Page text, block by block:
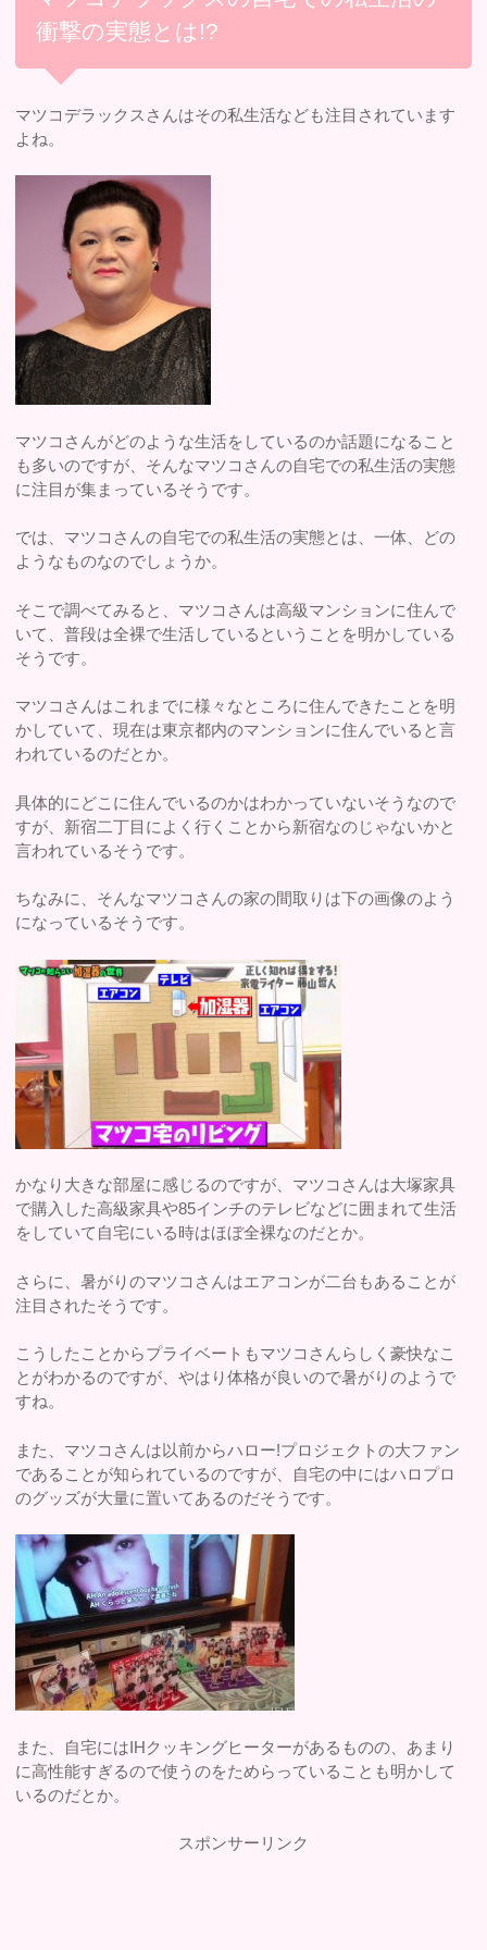
衝撃の実態とは!?
マツコデラックスさんはその私生活なども注目されています
よね。
マツコさんがどのような生活をしているのか話題になること
も多いのですが、そんなマツコさんの自宅での私生活の実態
に注目が集まっているそうです。
では、マツコさんの自宅での私生活の実態とは、一体、どの
ようなものなのでしょうか。
そこで調べてみると、マツコさんは高級マンションに住んで
いて、普段は全裸で生活しているということを明かしている
そうです。
マツコさんはこれまでに様々なところに住んできたことを明
かしていて、現在は東京都内のマンションに住んでいると言
われているのだとか。
具体的にどこに住んでいるのかはわかっていないそうなので
すが、新宿二丁目によく行くことから新宿なのじゃないかと
言われているそうです。
ちなみに、そんなマツコさんの家の間取りは下の画像のよう
になっているそうです。
かなり大きな部屋に感じるのですが、マツコさんは大塚家具
で購入した高級家具や85インチのテレビなどに囲まれて生活
をしていて自宅にいる時はほぼ全裸なのだとか。
さらに、暑がりのマツコさんはエアコンが二台もあることが
注目されたそうです。
こうしたことからプライベートもマツコさんらしく豪快なこ
とがわかるのですが、やはり体格が良いので暑がりのようで
すね。
また、マツコさんは以前からハロー!プロジェクトの大ファン
であることが知られているのですが、自宅の中にはハロプロ
のグッズが大量に置いてあるのだそうです。
また、自宅にはIHクッキングヒーターがあるものの、あまり
に高性能すぎるので使うのをためらっていることも明かして
いるのだとか。
スポンサーリンク